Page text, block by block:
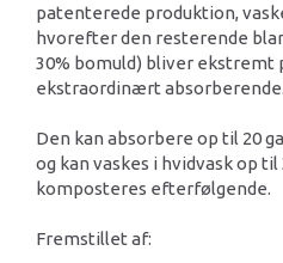
patenterede produktion,
hvorefter den resterende
30% bomuld) bliver ekstremt
ekstraordinært absorberende.
Den kan absorbere op til 20
og kan vaskes i hvidvask op til
komposteres efterfølgende.
Fremstillet af: